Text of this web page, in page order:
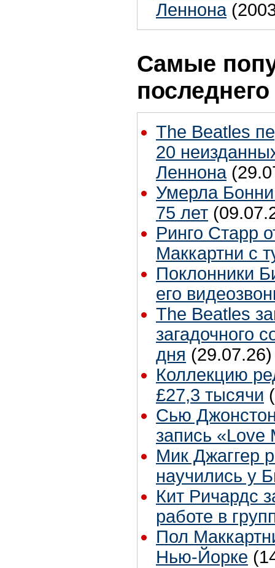
Леннона
Самые
The Beatles
20
Леннона
Умерла
75 лет
Ринго Старр
Маккартни с
Поклонники
его
The Beatles
загадочного
дня (29.07.26)
Коллекцию
£27,3 тысячи
Сью
запись «Love
Мик Джаггер
научились у
Кит Ричардс
работе в
Пол
Нью-Йорке